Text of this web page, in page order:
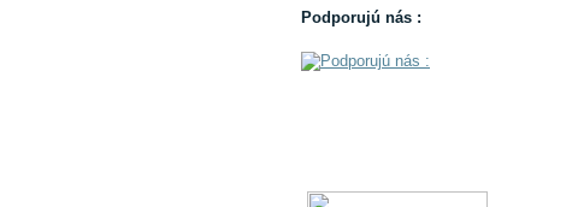
Podporujú nás :